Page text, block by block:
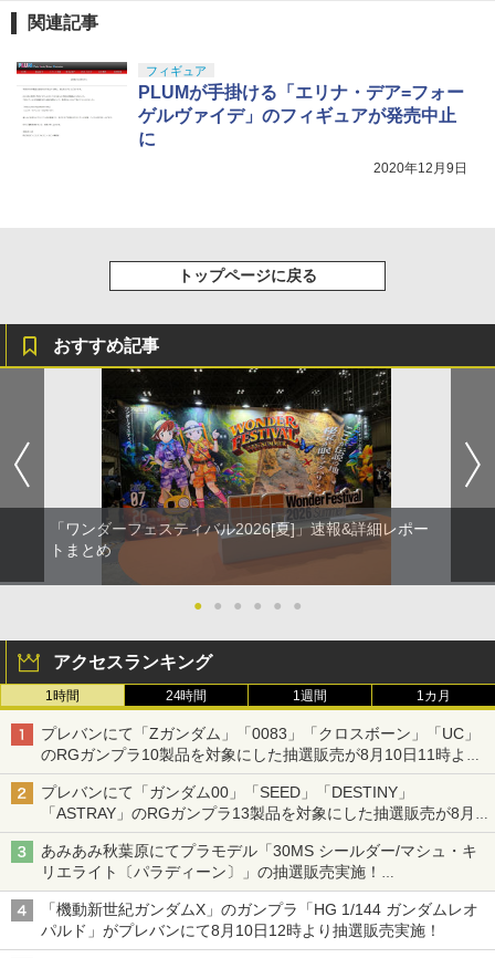
関連記事
フィギュア
PLUMが手掛ける「エリナ・デア=フォー
ゲルヴァイデ」のフィギュアが発売中止
に
2020年12月9日
トップページに戻る
おすすめ記事
「ワンダーフェスティバル2026[夏]」速報&詳細レポー
トまとめ
● ● ● ● ● ●
アクセスランキング
1時間 24時間 1週間 1カ月
プレバンにて「Zガンダム」「0083」「クロスボーン」「UC」
のRGガンプラ10製品を対象にした抽選販売が8月10日11時より
実施！
プレバンにて「ガンダム00」「SEED」「DESTINY」
「ASTRAY」のRGガンプラ13製品を対象にした抽選販売が8月
17日11時より実施！
あみあみ秋葉原にてプラモデル「30MS シールダー/マシュ・キ
リエライト〔パラディーン〕」の抽選販売実施！
「30MS オプションパーツセット29(アクションウエアβ)」も対
象「機動新世紀ガンダムX」のガンプラ「HG 1/144 ガンダムレオ
パルド」がプレバンにて8月10日12時より抽選販売実施！